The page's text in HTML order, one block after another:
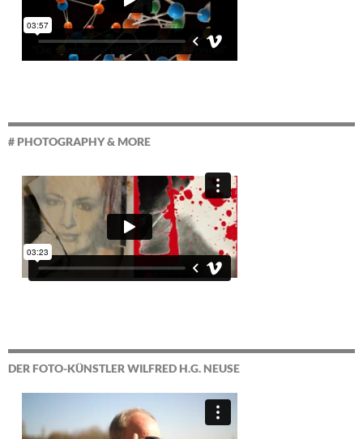
# PHOTOGRAPHY & MORE
DER FOTO-KÜNSTLER WILFRED H.G. NEUSE